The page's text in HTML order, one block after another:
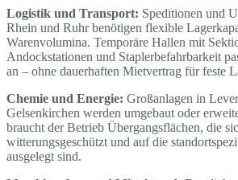
Logistik und Transport: Speditionen und
Rhein und Ruhr benötigen flexible
Warenvolumina. Temporäre Hallen mit
Andockstationen und Staplerbefahrbarkeit
an – ohne dauerhaften Mietvertrag für feste
Chemie und Energie: Großanlagen in
Gelsenkirchen werden umgebaut oder
braucht der Betrieb Übergangsflächen, die
witterungsgeschützt und auf die
ausgelegt sind.